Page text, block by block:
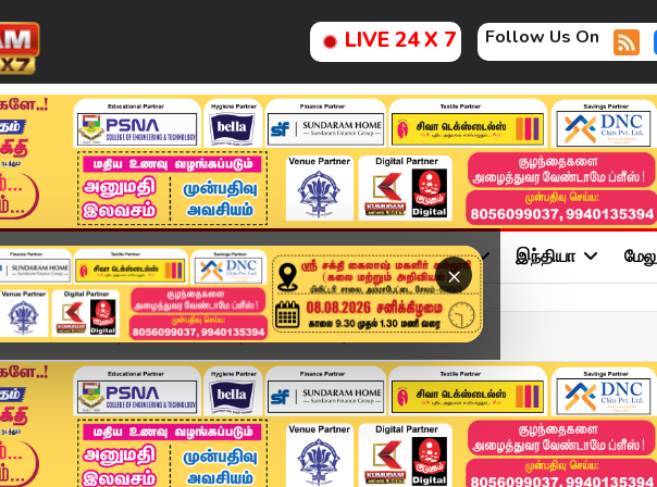
LIVE 24 X 7 Follow Us On
×
அண்மை தமிழ்நாடு சினிமா அரசியல் விளையாட்டு இந்தியா
Headlines Now | 6 PM Headlines | 16 DEC 2025 | ...